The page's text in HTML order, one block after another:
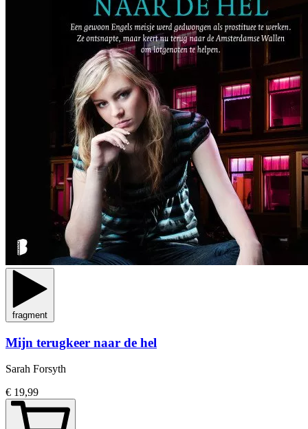
fragment
Mijn terugkeer naar de hel
Sarah Forsyth
€ 19,99